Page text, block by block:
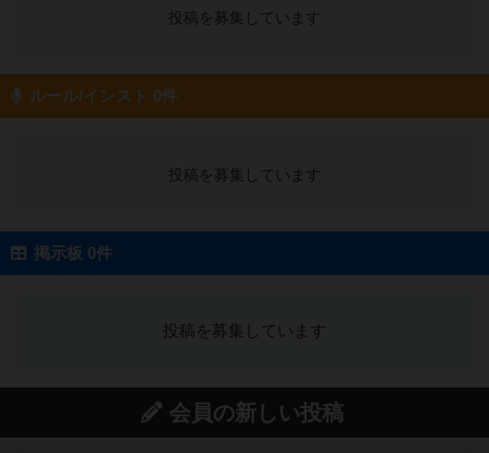
投稿を募集しています
ルール/インスト 0件
投稿を募集しています
掲示板 0件
投稿を募集しています
会員の新しい投稿